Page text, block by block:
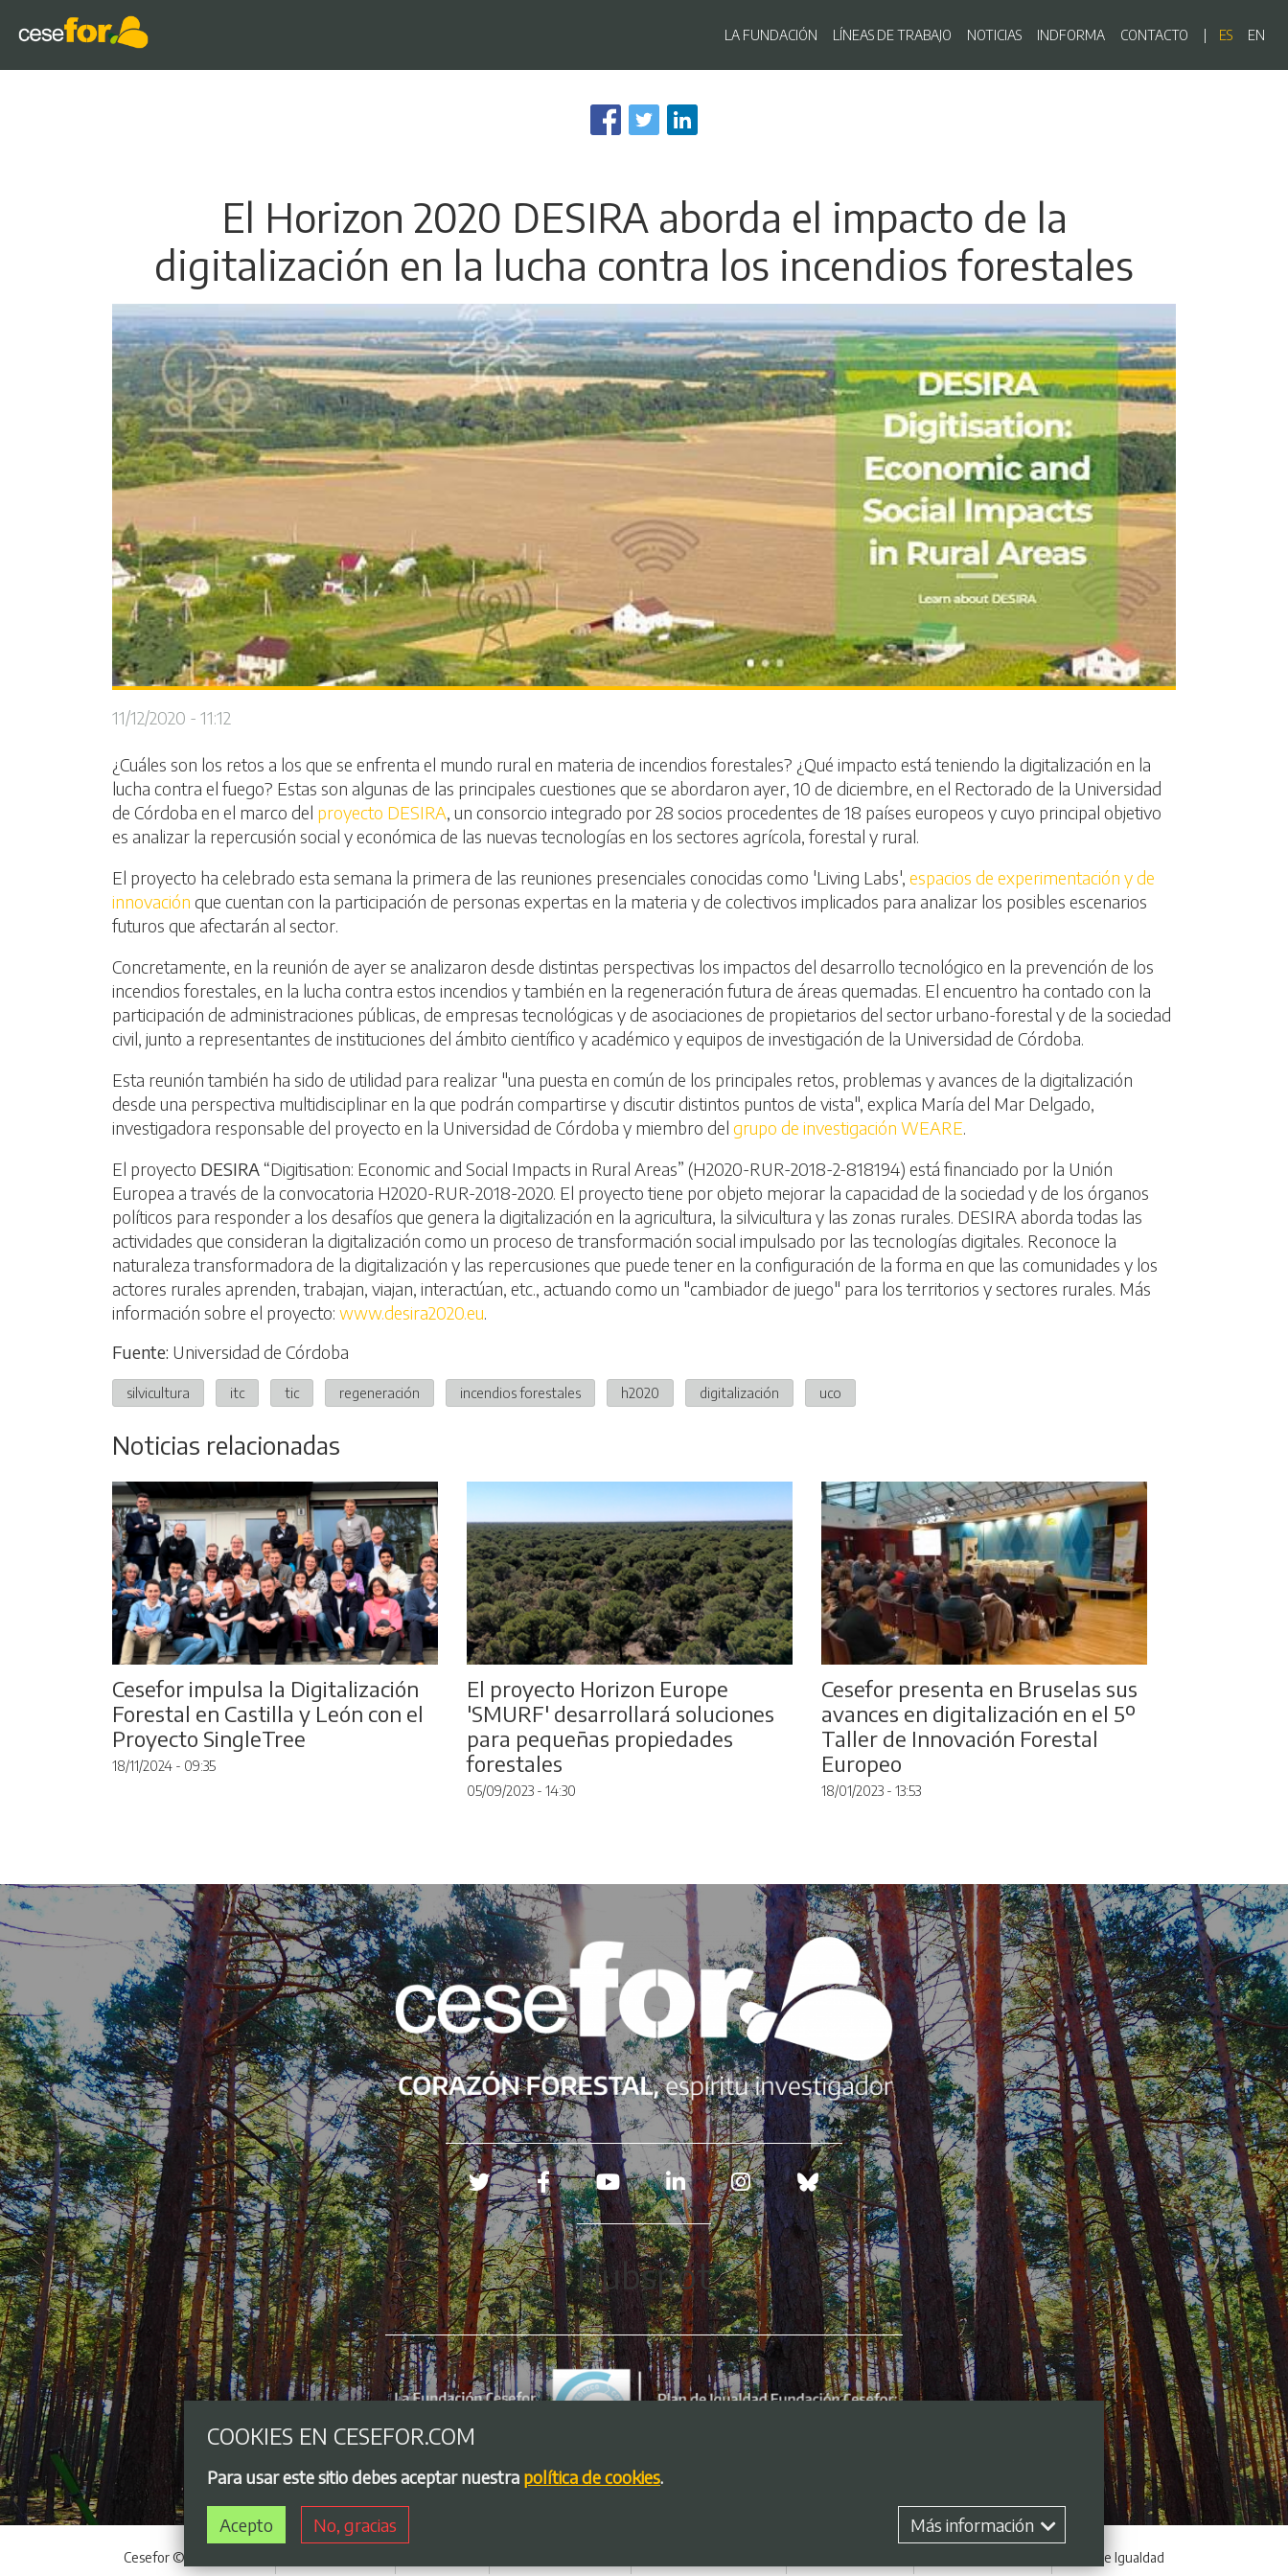
al
contenido
Navegación principal
LA FUNDACIÓN LÍNEAS DE TRABAJO NOTICIAS INDFORMA CONTACTO ES EN
El Horizon 2020 DESIRA aborda el impacto de la
digitalización en la lucha contra los incendios forestales
11/12/2020 - 11:12
¿Cuáles son los retos a los que se enfrenta el mundo rural en materia de incendios forestales? ¿Qué impacto está teniendo la digitalización en la
lucha contra el fuego? Estas son algunas de las principales cuestiones que se abordaron ayer, 10 de diciembre, en el Rectorado de la Universidad
de Córdoba en el marco del proyecto DESIRA, un consorcio integrado por 28 socios procedentes de 18 países europeos y cuyo principal objetivo
es analizar la repercusión social y económica de las nuevas tecnologías en los sectores agrícola, forestal y rural.
El proyecto ha celebrado esta semana la primera de las reuniones presenciales conocidas como 'Living Labs', espacios de experimentación y de
innovación que cuentan con la participación de personas expertas en la materia y de colectivos implicados para analizar los posibles escenarios
futuros que afectarán al sector.
Concretamente, en la reunión de ayer se analizaron desde distintas perspectivas los impactos del desarrollo tecnológico en la prevención de los
incendios forestales, en la lucha contra estos incendios y también en la regeneración futura de áreas quemadas. El encuentro ha contado con la
participación de administraciones públicas, de empresas tecnológicas y de asociaciones de propietarios del sector urbano-forestal y de la sociedad
civil, junto a representantes de instituciones del ámbito científico y académico y equipos de investigación de la Universidad de Córdoba.
Esta reunión también ha sido de utilidad para realizar "una puesta en común de los principales retos, problemas y avances de la digitalización
desde una perspectiva multidisciplinar en la que podrán compartirse y discutir distintos puntos de vista", explica María del Mar Delgado,
investigadora responsable del proyecto en la Universidad de Córdoba y miembro del grupo de investigación WEARE.
El proyecto DESIRA “Digitisation: Economic and Social Impacts in Rural Areas” (H2020-RUR-2018-2-818194) está financiado por la Unión
Europea a través de la convocatoria H2020-RUR-2018-2020. El proyecto tiene por objeto mejorar la capacidad de la sociedad y de los órganos
políticos para responder a los desafíos que genera la digitalización en la agricultura, la silvicultura y las zonas rurales. DESIRA aborda todas las
actividades que consideran la digitalización como un proceso de transformación social impulsado por las tecnologías digitales. Reconoce la
naturaleza transformadora de la digitalización y las repercusiones que puede tener en la configuración de la forma en que las comunidades y los
actores rurales aprenden, trabajan, viajan, interactúan, etc., actuando como un "cambiador de juego" para los territorios y sectores rurales. Más
información sobre el proyecto: www.desira2020.eu.
Fuente: Universidad de Córdoba
silvicultura itc tic regeneración incendios forestales h2020 digitalización uco
Noticias relacionadas
Cesefor impulsa la Digitalización
Forestal en Castilla y León con el
Proyecto SingleTree
18/11/2024 - 09:35
El proyecto Horizon Europe
'SMURF' desarrollará soluciones
para pequeñas propiedades
forestales
05/09/2023 - 14:30
Cesefor presenta en Bruselas sus
avances en digitalización en el 5º
Taller de Innovación Forestal
Europeo
18/01/2023 - 13:53
Redes sociales
Hubspot
Cesefor © 2021 - 2026 Plan de Igualdad
COOKIES EN CESEFOR.COM
Para usar este sitio debes aceptar nuestra política de cookies.
Acepto No, gracias Más información